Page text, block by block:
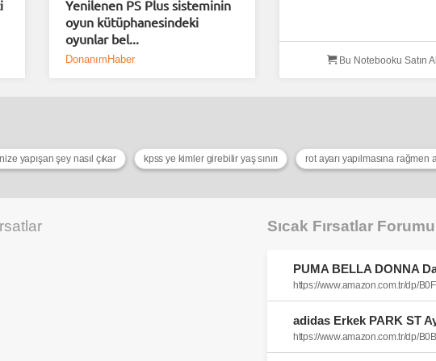
Yenilenen PS Plus sisteminin
oyun kütüphanesindeki
oyunlar bel...
DonanımHaber Bu Notebooku Satın Al
yapışan şey nasıl çıkar kpss ye kimler girebilir yaş sınırı
Sıcak Fırsatlar
https://www.amazon.com.tr/dp/
https://www.amazon.com.tr/dp/